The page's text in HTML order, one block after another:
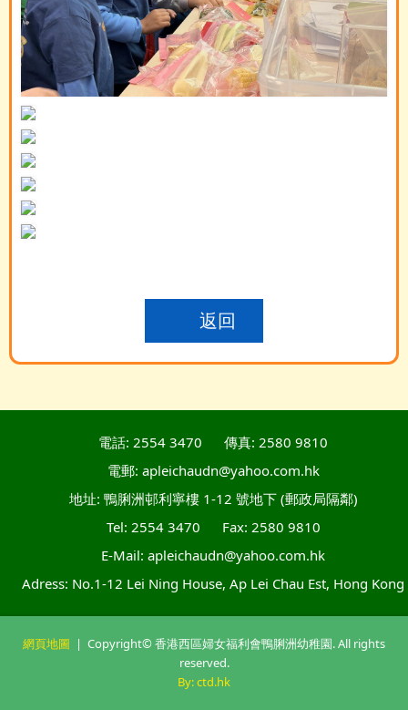
返回
電話: 2554 3470
傳真: 2580 9810
電郵: apleichaudn@yahoo.com.hk
地址: 鴨脷洲邨利寧樓 1-12 號地下 (郵政局隔鄰)
Tel: 2554 3470
Fax: 2580 9810
E-Mail: apleichaudn@yahoo.com.hk
Adress: No.1-12 Lei Ning House, Ap Lei Chau Est, Hong Kong
網頁地圖 | Copyright© 香港西區婦女福利會鴨脷洲幼稚園. All rights
reserved.
By: ctd.hk